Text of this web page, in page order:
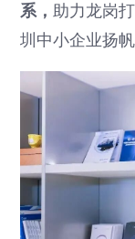
系， 助力龙岗
圳中小企业扬